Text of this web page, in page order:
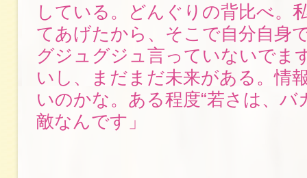
している。どんぐりの背比べ。
てあげたから、そこで自分自身
グジュグジュ言っていないでま
いし、まだまだ未来がある。情
いのかな。ある程度“若さは、バ
敵なんです」